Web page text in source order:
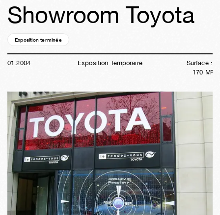
Showroom Toyota
Exposition terminée
01 .2004 Exposition Temporaire
Surface :
170 M²